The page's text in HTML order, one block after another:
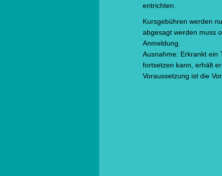
entrichten.
Kursgebühren werden
abgesagt werden muss
Anmeldung.
Ausnahme: Erkrankt ein
fortsetzen kann, erhält
Voraussetzung ist die